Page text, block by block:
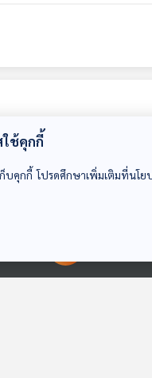
EP. 279: มุมมองด้าน
สังคมและจิตวิทยา
ช้คุกกี้
ก็บคุกกี้ โปรดศึกษาเพิ่มเติมที่นโ